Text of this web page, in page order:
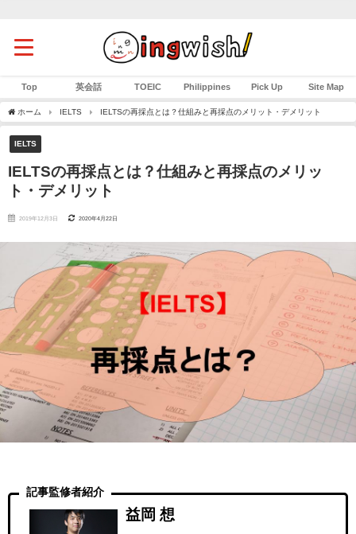
Top 英会話 TOEIC Philippines Pick Up Site Map
ホーム IELTS IELTSの再採点とは？仕組みと再採点のメリット・デメリット
IELTS
IELTSの再採点とは？仕組みと再採点のメリッ
ト・デメリット
2019年12月3日 2020年4月22日
記事監修者紹介
益岡 想